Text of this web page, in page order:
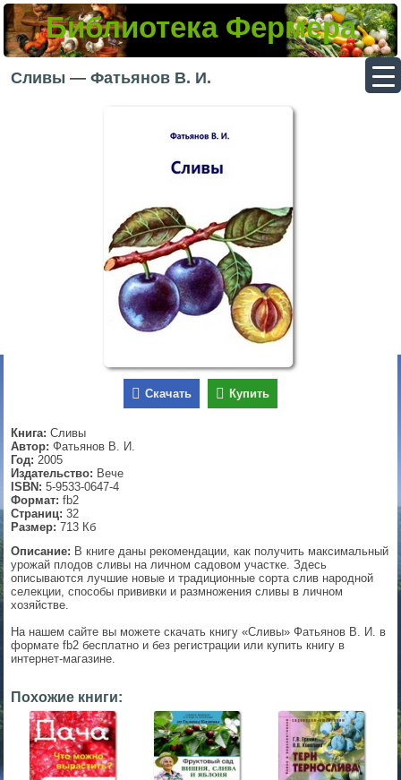
Библиотека Фермера
Сливы — Фатьянов В. И.
Скачать Купить
Книга: Сливы
Автор: Фатьянов В. И.
Год: 2005
Издательство: Вече
ISBN: 5-9533-0647-4
Формат: fb2
Страниц: 32
Размер: 713 Кб
Описание: В книге даны рекомендации, как получить максимальный
урожай плодов сливы на личном садовом участке. Здесь
описываются лучшие новые и традиционные сорта слив народной
селекции, способы прививки и размножения сливы в личном
хозяйстве.
На нашем сайте вы можете скачать книгу «Сливы» Фатьянов В. И. в
формате fb2 бесплатно и без регистрации или купить книгу в
интернет-магазине.
Похожие книги:
▼
▼
▼
▼